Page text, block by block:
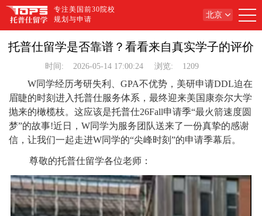
专注美国前30院校
规划与申请
北京
托普仕留学是否靠谱？看看来自真实学子的评价
时间: 2026-05-14 17:00:24 浏览: 1209
W同学经历考研失利、GPA不优势，美研申请DDL迫在
眉睫的时刻进入托普仕服务体系，最终迎来美国康奈尔大学
抛来的橄榄枝。这应该是托普仕26Fall申请季“最火箭速度圆
梦”的故事!近日，W同学为服务团队送来了一份真挚的感谢
信，让我们一起走进W同学的“尖峰时刻”的申请季幕后。
尊敬的托普仕留学各位老师：